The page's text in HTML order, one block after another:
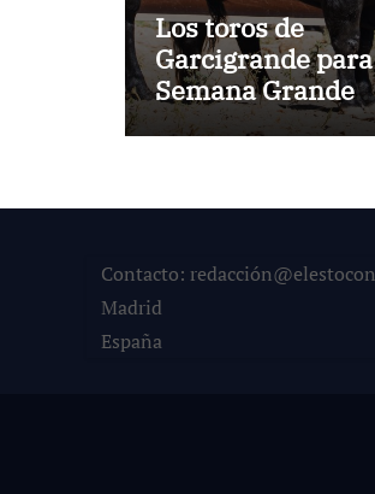
Los toros de
Garcigrande
Semana Grande
Donostiarra
Contacto:
Madrid
España